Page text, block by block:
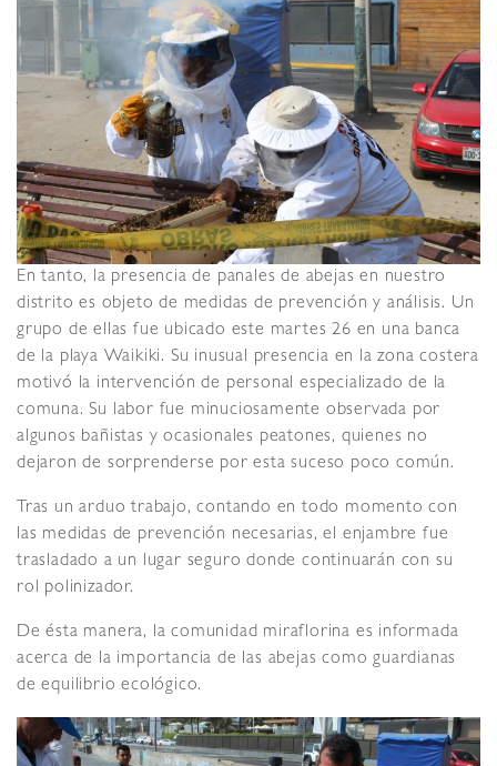
En tanto, la presencia de panales de abejas en nuestro
distrito es objeto de medidas de prevención y análisis. Un
grupo de ellas fue ubicado este martes 26 en una banca
de la playa Waikiki. Su inusual presencia en la zona costera
motivó la intervención de personal especializado de la
comuna. Su labor fue minuciosamente observada por
algunos bañistas y ocasionales peatones, quienes no
dejaron de sorprenderse por esta suceso poco común.
Tras un arduo trabajo, contando en todo momento con
las medidas de prevención necesarias, el enjambre fue
trasladado a un lugar seguro donde continuarán con su
rol polinizador.
De ésta manera, la comunidad miraflorina es informada
acerca de la importancia de las abejas como guardianas
de equilibrio ecológico.